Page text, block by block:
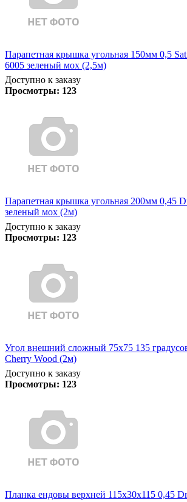
Парапетная крышка угольная 150мм 0,5
6005 зеленый мох (2,5м)
Доступно к заказу
Просмотры: 123
Парапетная крышка угольная 200мм 0,45
зеленый мох (2м)
Доступно к заказу
Просмотры: 123
Угол внешний сложный 75х75 135
Cherry Wood (2м)
Доступно к заказу
Просмотры: 123
Планка ендовы верхней 115х30х115 0,45